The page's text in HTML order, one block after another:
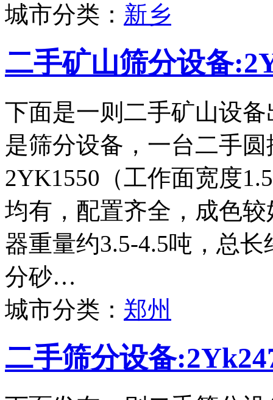
城市分类： 新乡
二手矿山筛分设备
下面是一则二手矿山设
是筛分设备，一台二手
2YK1550（工作面宽度
均有，配置齐全，成色
器重量约3.5-4.5吨，总
分砂…
城市分类： 郑州
二手筛分设备